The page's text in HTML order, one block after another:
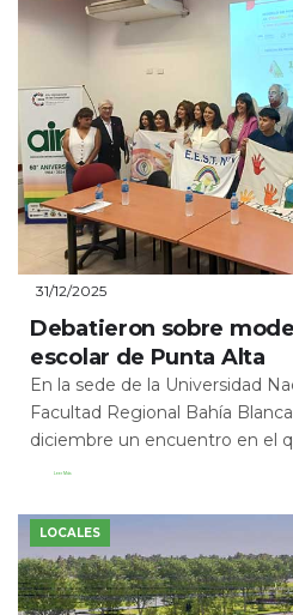
31/12/2025
Debatieron sobre
escolar de Punta Alta
En la sede de la Universidad
Facultad Regional Bahía
diciembre un encuentro en el
Leer Más
LOCALES